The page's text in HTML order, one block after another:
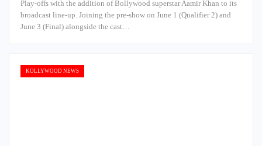
Play-offs with the addition of Bollywood superstar Aamir Khan to its
broadcast line-up. Joining the pre-show on June 1 (Qualifier 2) and
June 3 (Final) alongside the cast…
KOLLYWOOD NEWS